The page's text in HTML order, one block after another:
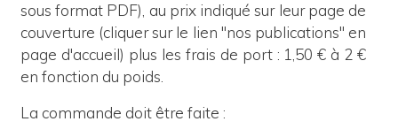
sous format PDF), au prix indiqué sur leur page de
couverture (cliquer sur le lien "nos publications" en
page d'accueil) plus les frais de port : 1,50 € à 2 €
en fonction du poids.
La commande doit être faite :